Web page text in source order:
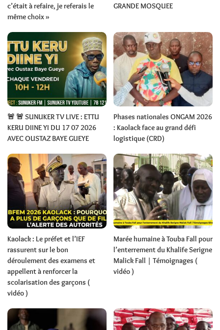
c’était à refaire, je referais le
même choix »
GRANDE MOSQUEE
🚨 🚨 SUNUKER TV LIVE : ETTU
KERU DIINE YI DU 17 07 2026
AVEC OUSTAZ BAYE GUEYE
Phases nationales ONGAM 2026
: Kaolack face au grand défi
logistique (CRD)
Kaolack : Le préfet et l’IEF
rassurent sur le bon
déroulement des examens et
appellent à renforcer la
scolarisation des garçons (
vidéo )
Marée humaine à Touba Fall pour
l’enterrement du Khalife Serigne
Malick Fall | Témoignages (
vidéo )